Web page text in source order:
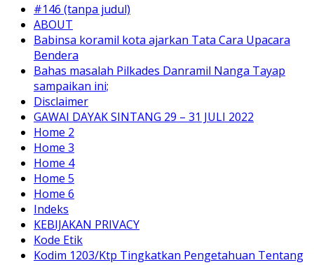
#146 (tanpa judul)
ABOUT
Babinsa koramil kota ajarkan Tata Cara Upacara
Bendera
Bahas masalah Pilkades Danramil Nanga Tayap
sampaikan ini;
Disclaimer
GAWAI DAYAK SINTANG 29 – 31 JULI 2022
Home 2
Home 3
Home 4
Home 5
Home 6
Indeks
KEBIJAKAN PRIVACY
Kode Etik
Kodim 1203/Ktp Tingkatkan Pengetahuan Tentang